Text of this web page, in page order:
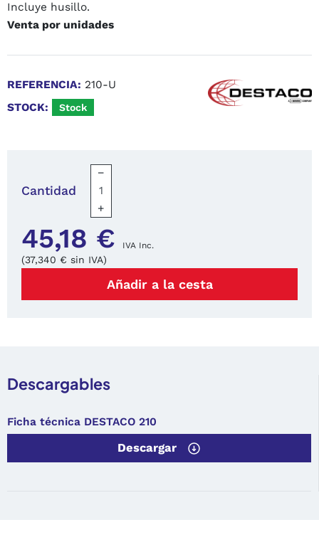
Incluye husillo.
Venta por unidades
REFERENCIA: 210-U
STOCK:
Stock
Cantidad
−
+
45,18 € IVA Inc.
(37,340 € sin IVA)
Añadir a la cesta
Descargables
Ficha técnica DESTACO 210
Descargar